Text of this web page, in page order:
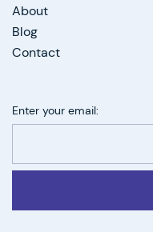
About
Blog
Contact
Enter your email: